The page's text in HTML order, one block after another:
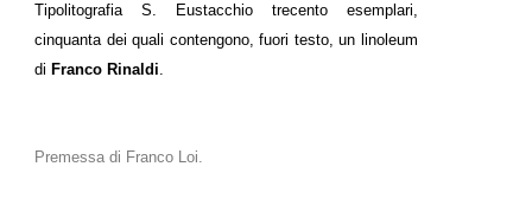
Tipolitografia S. Eustacchio trecento esemplari,
cinquanta dei quali contengono, fuori testo, un linoleum
di Franco Rinaldi.
Premessa di Franco Loi.